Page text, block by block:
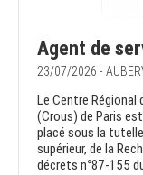
Agent de
23/07/2026 -
Le Centre
(Crous) de Paris
placé sous la
supérieur, de la
décrets n°87-155